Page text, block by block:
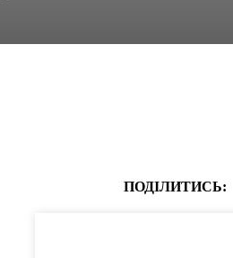
ПОДІЛИТИСЬ: